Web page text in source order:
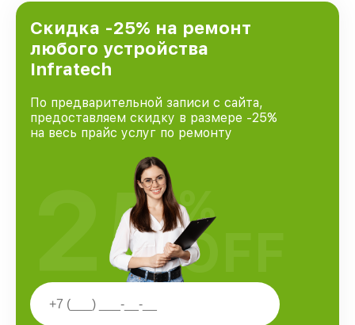
Скидка -25% на ремонт
любого устройства
Infratech
По предварительной записи с сайта,
предоставляем скидку в размере -25%
на весь прайс услуг по ремонту
25%
OFF